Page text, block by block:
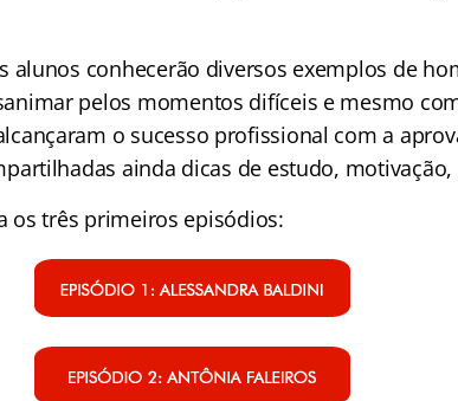
alunos conhecerão diversos exemplos de
pelos momentos difíceis e mesmo
o sucesso profissional com a
ainda dicas de estudo,
os três primeiros episódios: